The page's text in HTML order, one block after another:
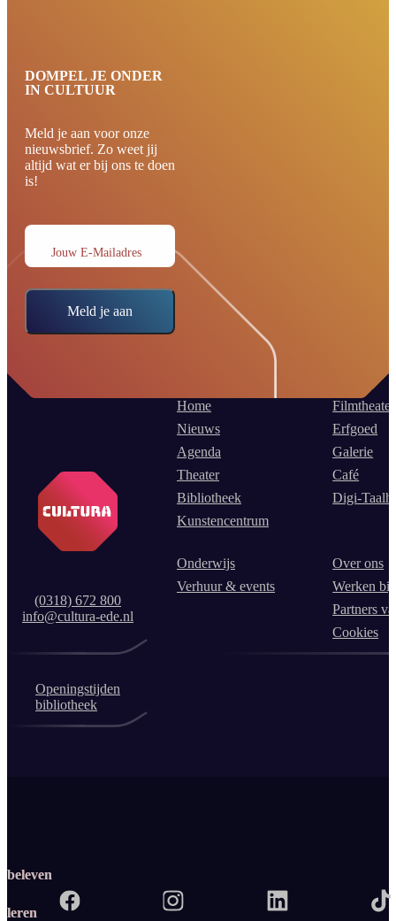
DOMPEL JE ONDER
IN CULTUUR
Meld je aan voor onze
nieuwsbrief. Zo weet jij
altijd wat er bij ons te doen
is!
Jouw E-Mailadres
Meld je aan
(0318) 672 800
info@cultura-ede.nl
Home
Nieuws
Agenda
Theater
Bibliotheek
Kunstencentrum
Filmtheater
Erfgoed
Galerie
Café
Digi-
Onderwijs
Verhuur & events
Over ons
Werken
Partners
Cookies
Openingstijden
bibliotheek
beleven
leren